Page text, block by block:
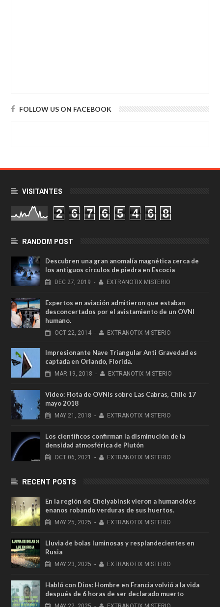
FOLLOW US ON FACEBOOK
VISITANTES
2 6 7 6 5 4 6 8
RANDOM POST
Descubren una gran anomalía magnética cerca de
los antiguos círculos de piedra en Escocia
DEC 27, 2019 - EXTRANOTIX MISTERIO
Expertos en aviación admitieron que estaban
desconcertados por el avistamiento de un OVNI
humano.
OCT 22, 2014 - EXTRANOTIX MISTERIO
Impresionante Nave Triangular Anti Gravedad es
captada en Orlando, Florida.
MAR 19, 2018 - EXTRANOTIX MISTERIO
Vídeo: Flota de OVNIs sobre Las Cabras, Chile 17
mayo 2018
MAY 21, 2018 - EXTRANOTIX MISTERIO
Los científicos confirman la disminución de la
densidad atmosférica de Plutón
OCT 06, 2021 - EXTRANOTIX MISTERIO
RECENT POSTS
En la región de Chelyabinsk vieron a humanoides
enanos robando verduras de sus huertos.
MAY 25, 2025 - EXTRANOTIX MISTERIO
Lluvia de bolas luminosas y resplandecientes en
Rusia
MAY 23, 2025 - EXTRANOTIX MISTERIO
Habló con Dios: Hombre en Francia volvió a la vida
después de 6 horas de ser declarado muerto